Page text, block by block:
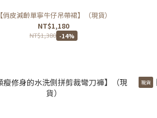
【俏皮減齡單寧牛仔吊帶裙】（現貨）
NT$1,180
NT$1,380 -14%
現貨